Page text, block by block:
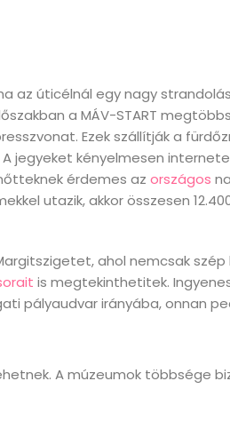
az úticélnál egy nagy
a MÁV-START
Ezek szállítják a
jegyeket kényelmesen
érdemes az országos
utazik, akkor összesen
ahol nemcsak
is megtekinthetitek.
pályaudvar irányába, onnan
A múzeumok többsége